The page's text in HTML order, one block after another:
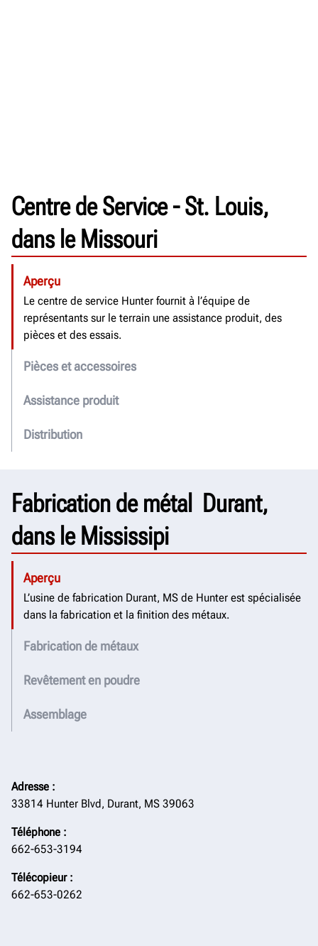
Centre de Service - St. Louis,
dans le Missouri
Aperçu
Le centre de service Hunter fournit à l’équipe de
représentants sur le terrain une assistance produit, des
pièces et des essais.
Pièces et accessoires
Assistance produit
Distribution
Fabrication de métal ­ Durant,
dans le Mississipi
Aperçu
L’usine de fabrication Durant, MS de Hunter est spécialisée
dans la fabrication et la finition des métaux.
Fabrication de métaux
Revêtement en poudre
Assemblage
Adresse :
33814 Hunter Blvd, Durant, MS 39063
Téléphone :
662-653-3194
Télécopieur :
662-653-0262